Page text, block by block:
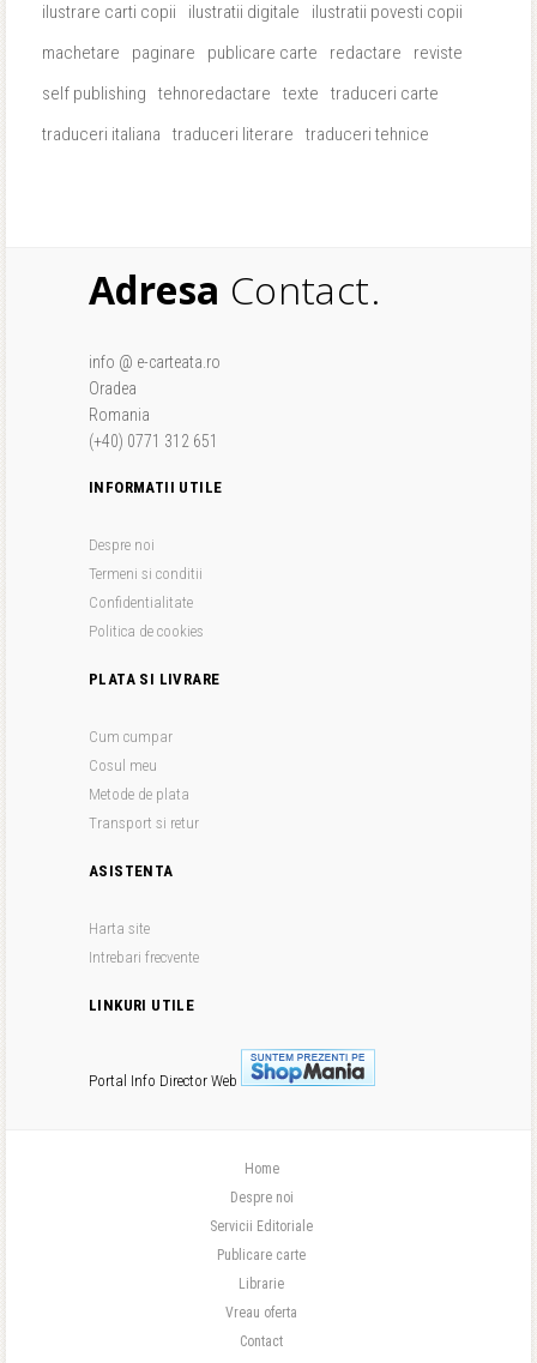
ilustrare carti copii
ilustratii digitale
ilustratii povesti copii
machetare
paginare publicare carte redactare
reviste
self publishing
tehnoredactare texte
traduceri carte
traduceri italiana
traduceri literare traduceri tehnice
Adresa Contact.
info @ e-carteata.ro
Oradea
Romania
(+40) 0771 312 651
INFORMATII UTILE
Despre noi
Termeni si conditii
Confidentialitate
Politica de cookies
PLATA SI LIVRARE
Cum cumpar
Cosul meu
Metode de plata
Transport si retur
ASISTENTA
Harta site
Intrebari frecvente
LINKURI UTILE
Portal Info Director Web
Home
Despre noi
Servicii Editoriale
Publicare carte
Librarie
Vreau oferta
Contact